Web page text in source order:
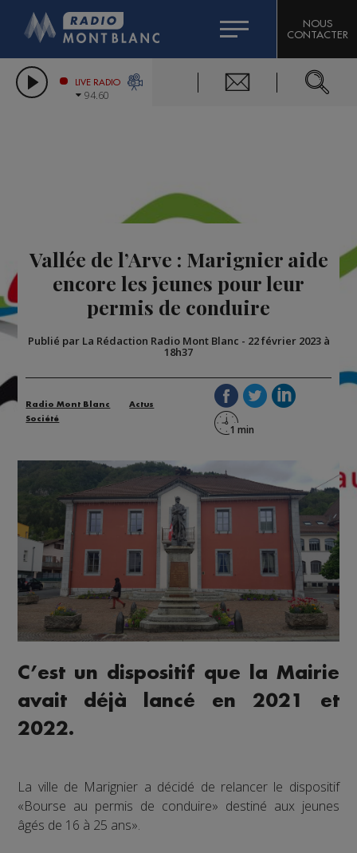
LES CHRONIQUES DE L'EXPERT
CITIZEN MACHINERY
GRAND MASSIF DOMAINES SKIABLES
COMPAGNIE DU MONT-BLANC
NOUS
CONTACTER
LIVE RADIO
94.60
Vallée de l’Arve : Marignier aide
encore les jeunes pour leur
permis de conduire
Publié par La Rédaction Radio Mont Blanc - 22 février 2023 à
18h37
Radio Mont Blanc
Actus
Société
C’est un dispositif que la Mairie
avait déjà lancé en 2021 et
2022.
La ville de Marignier a décidé de relancer le dispositif
«Bourse au permis de conduire» destiné aux jeunes
âgés de 16 à 25 ans».